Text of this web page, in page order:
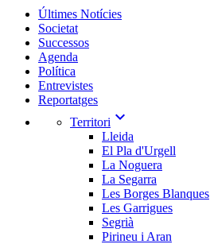
Últimes Notícies
Societat
Successos
Agenda
Política
Entrevistes
Reportatges
Territori expand_more
Lleida
El Pla d'Urgell
La Noguera
La Segarra
Les Borges Blanques
Les Garrigues
Segrià
Pirineu i Aran